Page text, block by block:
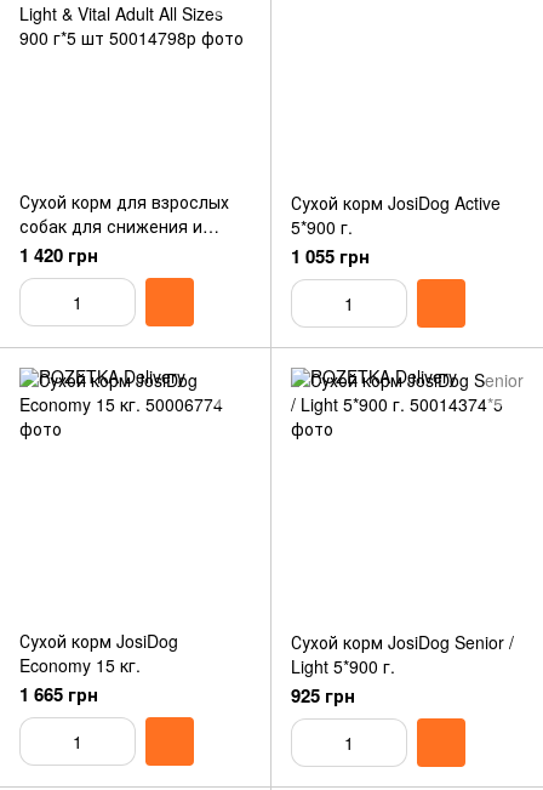
Сухой корм для взрослых
собак для снижения и
удержания веса JOSERA
Light & Vital Adult All Sizes
900 г*5 шт
1 420 грн
Сухой корм JosiDog Active
5*900 г.
1 055 грн
Сухой корм JosiDog
Economy 15 кг.
1 665 грн
Сухой корм JosiDog Senior /
Light 5*900 г.
925 грн